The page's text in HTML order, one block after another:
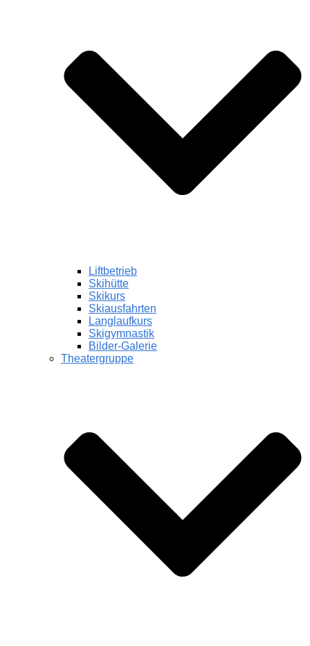
Liftbetrieb
Skihütte
Skikurs
Skiausfahrten
Langlaufkurs
Skigymnastik
Bilder-Galerie
Theatergruppe